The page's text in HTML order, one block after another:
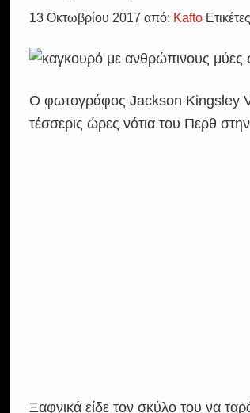
13 Οκτωβρίου 2017 από: Kafto
Ο φωτογράφος Jackson Kingsley
τέσσερις ώρες νότια του Περθ
Ξαφνικά είδε τον σκύλο του να